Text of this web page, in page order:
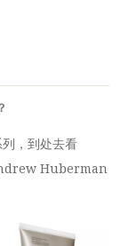
，到处去看
Huberman